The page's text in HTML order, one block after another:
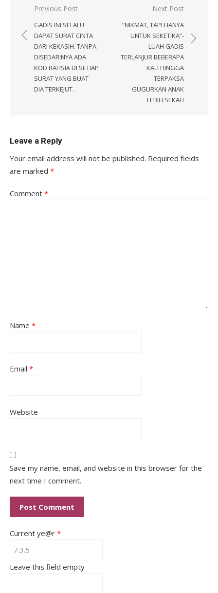
Post
navigation
Previous Post
GADIS INI SELALU
DAPAT SURAT CINTA
DARI KEKASIH. TANPA
DISEDARINYA ADA
KOD RAHSIA DI SETIAP
SURAT YANG BUAT
DIA TERKEJUT.
Next Post
“NIKMAT, TAPI HANYA
UNTUK SEKETIKA”-
LUAH GADIS
TERLANJUR BEBERAPA
KALI HINGGA
TERPAKSA
GUGURKAN ANAK
LEBIH SEKALI
Leave a Reply
Your email address will not be published. Required fields
are marked *
Comment *
Name *
Email *
Website
Save my name, email, and website in this browser for the
next time I comment.
Current ye@r *
Leave this field empty